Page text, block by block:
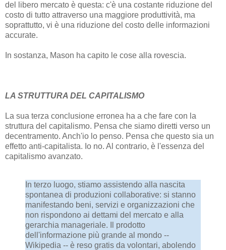
del libero mercato è questa: c'è una costante riduzione del
costo di tutto attraverso una maggiore produttività, ma
soprattutto, vi è una riduzione del costo delle informazioni
accurate.
In sostanza, Mason ha capito le cose alla rovescia.
LA STRUTTURA DEL CAPITALISMO
La sua terza conclusione erronea ha a che fare con la
struttura del capitalismo. Pensa che siamo diretti verso un
decentramento. Anch'io lo penso. Pensa che questo sia un
effetto anti-capitalista. Io no. Al contrario, è l'essenza del
capitalismo avanzato.
In terzo luogo, stiamo assistendo alla nascita
spontanea di produzioni collaborative: si stanno
manifestando beni, servizi e organizzazioni che
non rispondono ai dettami del mercato e alla
gerarchia manageriale. Il prodotto
dell'informazione più grande al mondo --
Wikipedia -- è reso gratis da volontari, abolendo